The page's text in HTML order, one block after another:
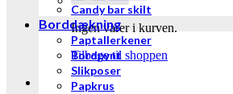
Ingen varer i kurven.
Tilbage til shoppen
Candy bar skilt
Borddækning
Paptallerkener
Bordpynt
Slikposer
Papkrus